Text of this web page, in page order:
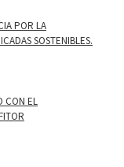
POR LA
SOSTENIBLES.
CON EL